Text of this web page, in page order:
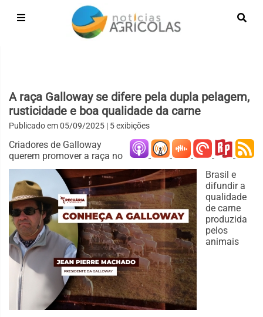
A raça Galloway se difere pela dupla pelagem,
rusticidade e boa qualidade da carne
Publicado em05/09/2025 | 5 exibições
Criadores de Galloway
querem promover a raça no
Brasil e
difundir a
qualidade
de carne
produzida
pelos
animais